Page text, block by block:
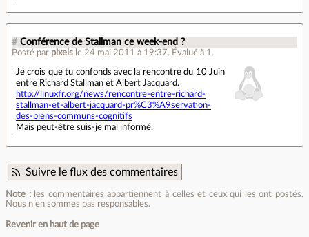
# Conférence de Stallman ce week-end ?
Posté par pixels le 24 mai 2011 à 19:37. Évalué à 1 .
Je crois que tu confonds avec la rencontre du 10 Juin
entre Richard Stallman et Albert Jacquard.
http://linuxfr.org/news/rencontre-entre-richard-
stallman-et-albert-jacquard-pr%C3%A9servation-
des-biens-communs-cognitifs
Mais peut-être suis-je mal informé.
Suivre le flux des commentaires
Note :les commentaires appartiennent à celles et ceux qui les ont postés.
Nous n’en sommes pas responsables.
Revenir en haut de page